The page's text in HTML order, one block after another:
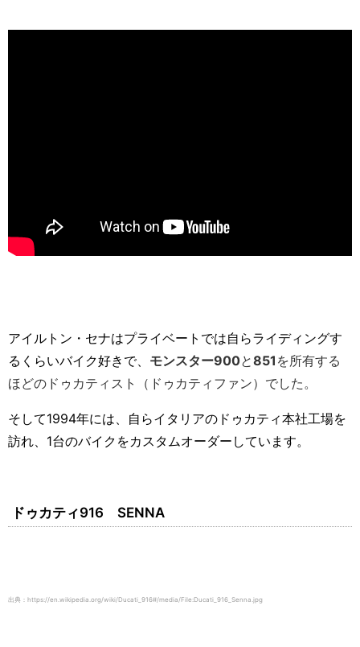
アイルトン・セナはプライベートでは自らライディングす
るくらいバイク好きで、 モンスター900と851 を所有する
ほどのドゥカティスト（ドゥカティファン）でした。
そして1994年には、自らイタリアのドゥカティ本社工場を
訪れ、1台のバイクをカスタムオーダーしています。
ドゥカティ916 SENNA
出典：https://en.wikipedia.org/wiki/Ducati_916#/media/File:Ducati_916_Senna.jpg